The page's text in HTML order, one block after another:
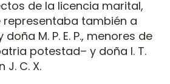
de la licencia marital,
representaba también a
M. P. E. P., menores de
potestad– y doña I. T.
J. C. X.